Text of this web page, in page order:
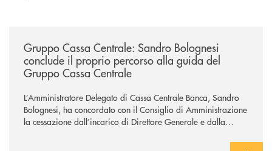
Gruppo Cassa Centrale: Sandro Bolognesi
conclude il proprio percorso alla guida del
Gruppo Cassa Centrale
L’Amministratore Delegato di Cassa Centrale Banca, Sandro
Bolognesi, ha concordato con il Consiglio di Amministrazione
la cessazione dall’incarico di Direttore Generale e dalla